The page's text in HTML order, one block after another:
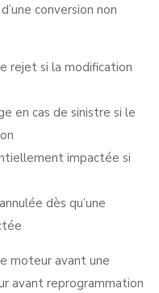
conversion non
rejet si la modification
en cas de sinistre si le
impactée si
dès qu’une
moteur avant une
avant reprogrammation